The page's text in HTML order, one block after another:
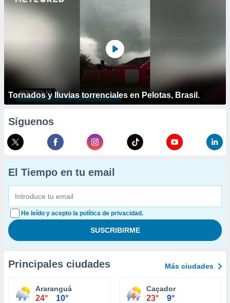
Tornados y lluvias torrenciales en Pelotas, Brasil.
Síguenos
El Tiempo en tu email
He leído y acepto la política de privacidad.
Principales ciudades Más ciudades
Araranguá
24° 10°
Caçador
23° 9°